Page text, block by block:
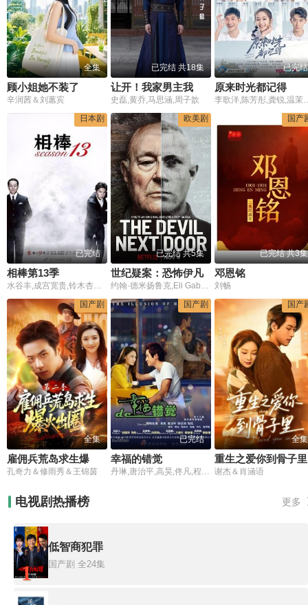
全集
顾小姐她不装了
辛润茜＆刘蕙宾
已完结 共18集
史磊,黄乔,马思涵,周子歆
已完结
原来时光都记得
李歌洋,陈芳彤,龚锐,温茉言,
日本剧
已完结
相棒第13季
水谷丰,成宫宽贵,铃木杏树,真飞圣,川原和久,山中崇史,六角精儿,山西惇,神保悟志,片桐竜次,小野了,石坂浩二,仲间由纪惠,滨田龙臣,片冈礼子,原田夏希,山口良一,岩崎裕美,米村亮太朗
欧美剧
已完结 共5集
世纪疑案：恐怖伊凡
约翰·德米扬鲁克,Eli Gabay,Eli Rosenbaum,Yoram Sheftel
国产
已完结 共3集
邓恩铭
刘畅
国产剧
全集
孔奇力＆修雨秀＆王锦茵
国产剧
已完结
幸福的错觉
丹琳,唐治平,高昊,佟凡,程怡,罗筐
国产
全集
重生之爱你到骨子里
谢杰＆肖涵语
电视剧热播榜 更多
1
低智商犯罪
国产剧 全24集